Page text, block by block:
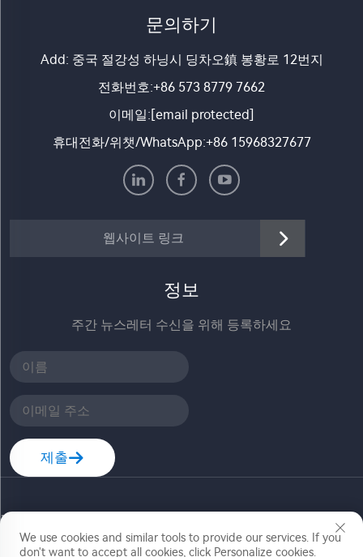
문의하기
Add: 중국 절강성 하닝시 딩차오鎮 봉황로 12번지
전화번호:+86 573 8779 7662
이메일: [email protected]
휴대전화/위챗/WhatsApp:+86 15968327677
웹사이트 링크
정보
주간 뉴스레터 수신을 위해 등록하세요
제출
저작권 © 절강 지아들레 테크놀로지 코., 리미티드. 모든
권리 보유
We use cookies and similar tools to provide our services. If you
don't want to accept all cookies, click Personalize cookies.